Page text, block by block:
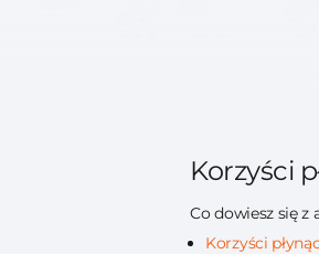
Korzyści
Co dowiesz się z
Korzyści